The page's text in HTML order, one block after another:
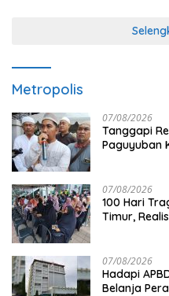
Metropolis
07/08/2026
Tanggapi
Paguyuban
07/08/2026
100 Hari
Timur,
07/08/2026
Hadapi
Belanja